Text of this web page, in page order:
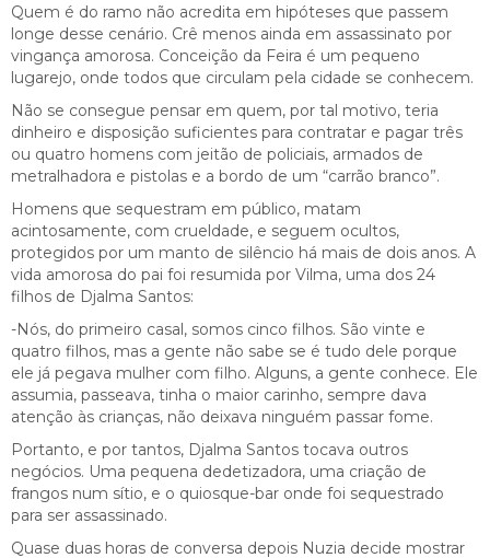
Quem é do ramo não acredita em hipóteses que passem
longe desse cenário. Crê menos ainda em assassinato por
vingança amorosa. Conceição da Feira é um pequeno
lugarejo, onde todos que circulam pela cidade se conhecem.
Não se consegue pensar em quem, por tal motivo, teria
dinheiro e disposição suficientes para contratar e pagar três
ou quatro homens com jeitão de policiais, armados de
metralhadora e pistolas e a bordo de um “carrão branco”.
Homens que sequestram em público, matam
acintosamente, com crueldade, e seguem ocultos,
protegidos por um manto de silêncio há mais de dois anos. A
vida amorosa do pai foi resumida por Vilma, uma dos 24
filhos de Djalma Santos:
-Nós, do primeiro casal, somos cinco filhos. São vinte e
quatro filhos, mas a gente não sabe se é tudo dele porque
ele já pegava mulher com filho. Alguns, a gente conhece. Ele
assumia, passeava, tinha o maior carinho, sempre dava
atenção às crianças, não deixava ninguém passar fome.
Portanto, e por tantos, Djalma Santos tocava outros
negócios. Uma pequena dedetizadora, uma criação de
frangos num sítio, e o quiosque-bar onde foi sequestrado
para ser assassinado.
Quase duas horas de conversa depois Nuzia decide mostrar